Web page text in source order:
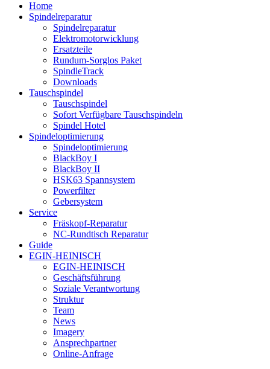
Home
Spindelreparatur
Spindelreparatur
Elektromotorwicklung
Ersatzteile
Rundum-Sorglos Paket
SpindleTrack
Downloads
Tauschspindel
Tauschspindel
Sofort Verfügbare Tauschspindeln
Spindel Hotel
Spindeloptimierung
Spindeloptimierung
BlackBoy I
BlackBoy II
HSK63 Spannsystem
Powerfilter
Gebersystem
Service
Fräskopf-Reparatur
NC-Rundtisch Reparatur
Guide
EGIN-HEINISCH
EGIN-HEINISCH
Geschäftsführung
Soziale Verantwortung
Struktur
Team
News
Imagery
Ansprechpartner
Online-Anfrage